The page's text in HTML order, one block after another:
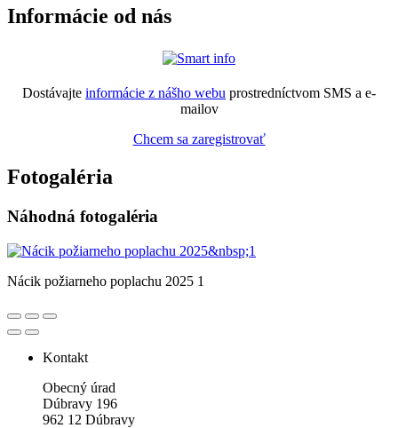
Informácie od nás
Dostávajte informácie z nášho webu prostredníctvom SMS a e-
mailov
Chcem sa zaregistrovať
Fotogaléria
Náhodná fotogaléria
Nácik požiarneho poplachu 2025 1
Kontakt
Obecný úrad
Dúbravy 196
962 12 Dúbravy